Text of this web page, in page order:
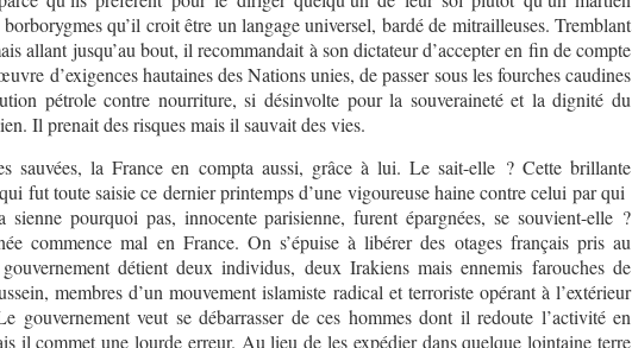
qu’il croit être un langage universel, bardé de mitrailleuses. Tremblant
allant jusqu’au bout, il recommandait à son dictateur d’accepter en fin de compte
d’exigences hautaines des Nations unies, de passer sous les fourches caudines
pétrole contre nourriture, si désinvolte pour la souveraineté et la dignité du
Il prenait des risques mais il sauvait des vies.
la France en compta aussi, grâce à lui. Le sait-elle ? Cette brillante
fut toute saisie ce dernier printemps d’une vigoureuse haine contre celui par qui
sienne pourquoi pas, innocente parisienne, furent épargnées, se souvient-elle ?
commence mal en France. On s’épuise à libérer des otages français pris au
détient deux individus, deux Irakiens mais ennemis farouches de
membres d’un mouvement islamiste radical et terroriste opérant à l’extérieur
gouvernement veut se débarrasser de ces hommes dont il redoute l’activité en
il commet une lourde erreur. Au lieu de les expédier dans quelque lointaine terre